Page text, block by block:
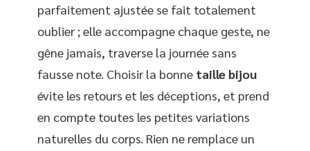
parfaitement ajustée se fait totalement
oublier ; elle accompagne chaque geste, ne
gêne jamais, traverse la journée sans
fausse note. Choisir la bonne taille bijou
évite les retours et les déceptions, et prend
en compte toutes les petites variations
naturelles du corps. Rien ne remplace un